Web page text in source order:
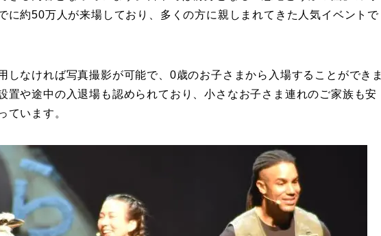
に約50万人が来場しており、多くの方に親しまれてきた人気イベントで
しなければ写真撮影が可能で、0歳のお子さまから入場することができま
置や途中の入退場も認められており、小さなお子さま連れのご家族も安
ています。